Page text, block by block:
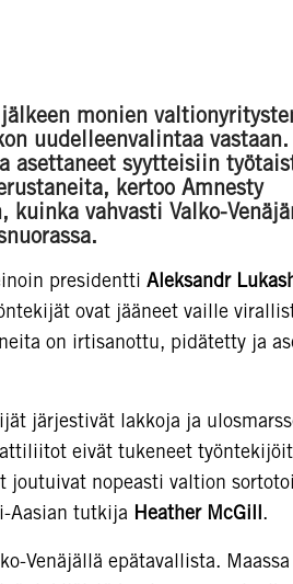
monien
uudelleenvalintaa
asettaneet syytteisiin
kertoo Amnesty
kuinka vahvasti Valko-
presidentti Aleksandr
ovat jääneet vaille
on irtisanottu, pidätetty ja
järjestivät lakkoja ja
eivät tukeneet
nopeasti valtion
Aasian tutkija Heather McGill.
Venäjällä epätavallista.